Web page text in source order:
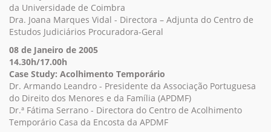
da Universidade de Coimbra
Dra. Joana Marques Vidal - Directora – Adjunta do Centro de
Estudos Judiciários Procuradora-Geral
08 de Janeiro de 2005
14.30h/17.00h
Case Study: Acolhimento Temporário
Dr. Armando Leandro - Presidente da Associação Portuguesa
do Direito dos Menores e da Família (APDMF)
Dr.ª Fátima Serrano - Directora do Centro de Acolhimento
Temporário Casa da Encosta da APDMF